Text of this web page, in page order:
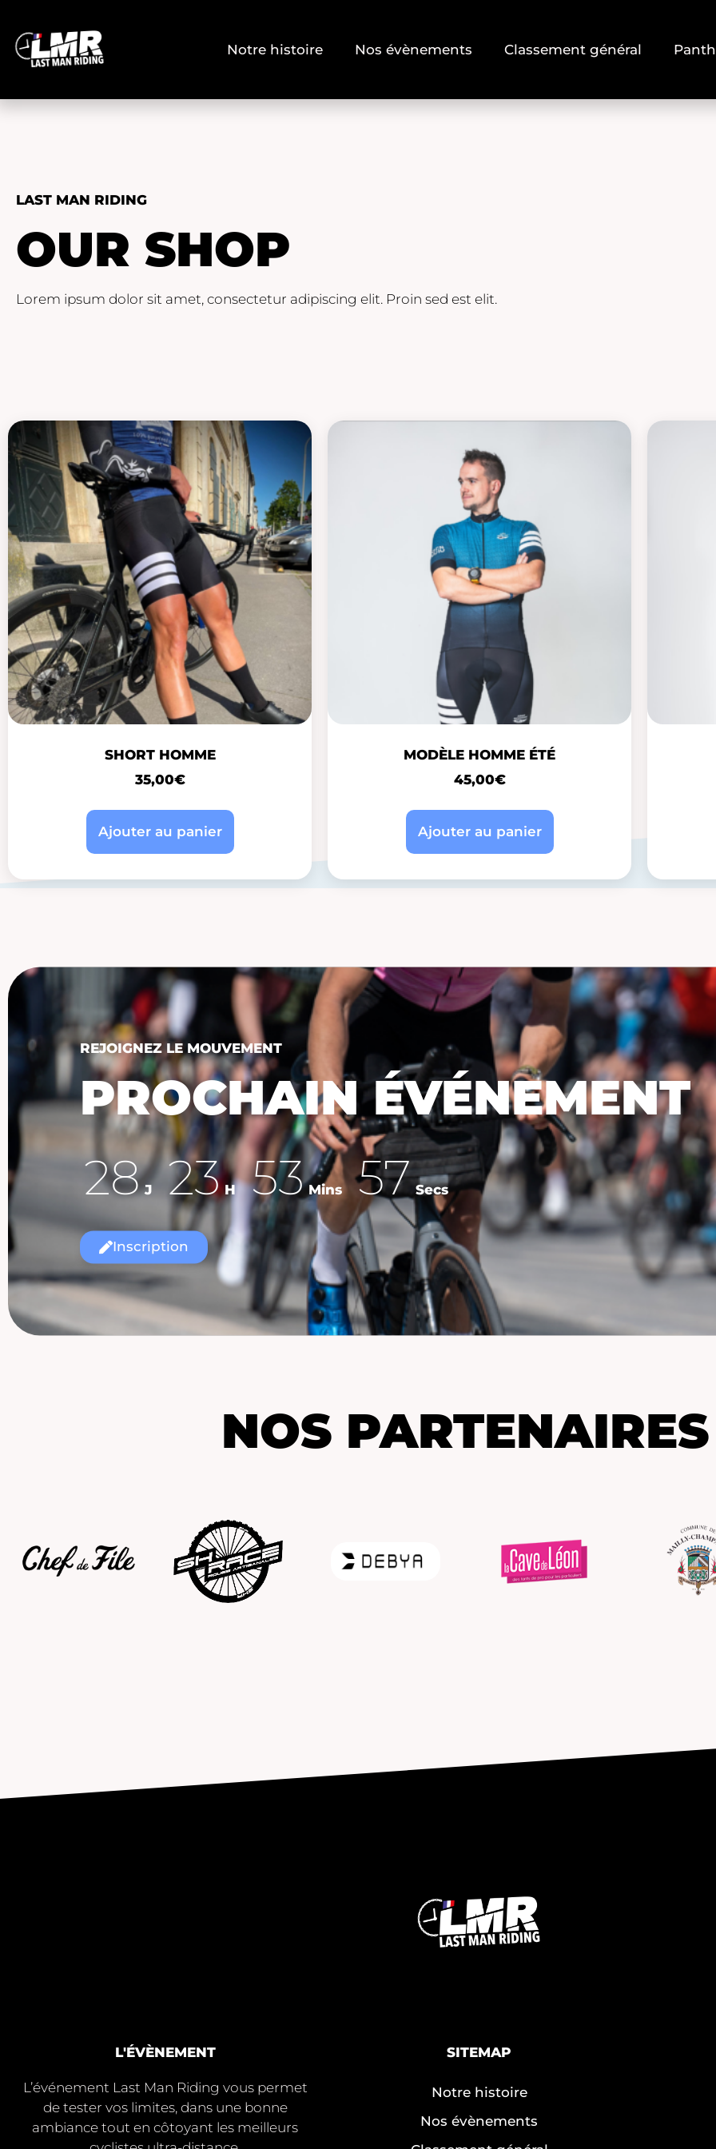
Notre histoire Nos évènements Classement général
LAST MAN RIDING
OUR SHOP
Lorem ipsum dolor sit amet, consectetur adipiscing elit. Proin sed est elit.
SHORT HOMME
35,00€
Ajouter au panier
MODÈLE HOMME ÉTÉ
45,00€
Ajouter au panier
REJOIGNEZ LE MOUVEMENT
PROCHAIN ÉVÉNEMENT
28 J 23 H 53 Mins 56 Secs
Inscription
NOS
L'ÉVÈNEMENT
L’événement Last Man Riding vous permet
de tester vos limites, dans une bonne
ambiance tout en côtoyant les meilleurs
SITEMAP
Notre histoire
Nos évènements